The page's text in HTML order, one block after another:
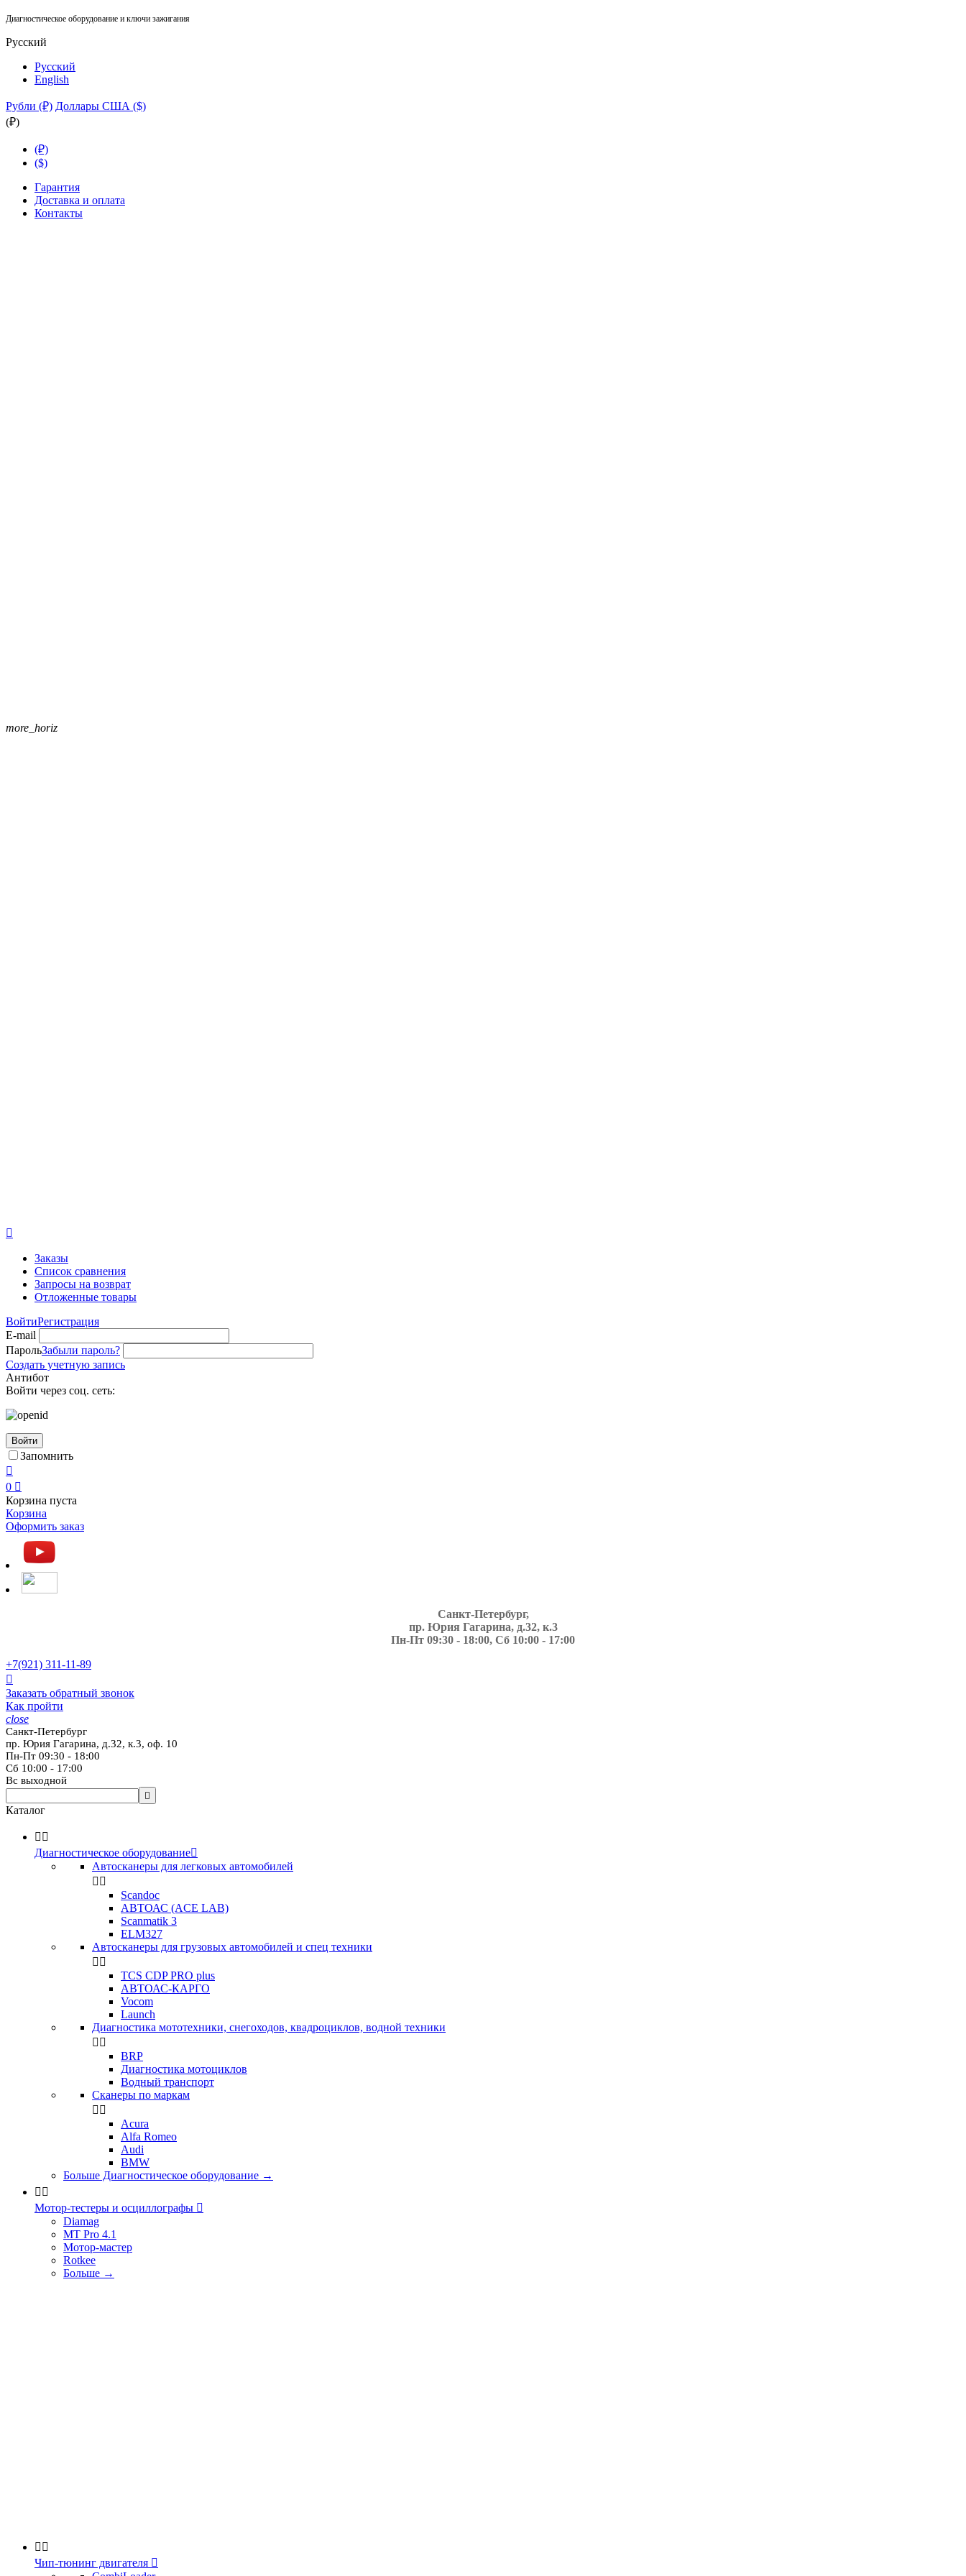
Диагностическое оборудование и ключи зажигания
Русский
Русский
English
Рубли (₽) Доллары США ($)
(₽)
(₽)
($)
Гарантия
Доставка и оплата
Контакты
more_horiz

Заказы
Список сравнения
Запросы на возврат
Отложенные товары
ВойтиРегистрация
E-mail
ПарольЗабыли пароль?
Создать учетную запись
Антибот
Войти через соц. сеть:
Войти
Запомнить

0 
Корзина пуста
Корзина
Оформить заказ
Санкт-Петербург,
пр. Юрия Гагарина, д.32, к.3
Пн-Пт 09:30 - 18:00, Сб 10:00 - 17:00
+7(921) 311-11-89

Заказать обратный звонок
Как пройти
close
Санкт-Петербург
пр. Юрия Гагарина, д.32, к.3, оф. 10
Пн-Пт 09:30 - 18:00
Сб 10:00 - 17:00
Вс выходной

Каталог
 
Диагностическое оборудование
Автосканеры для легковых автомобилей
 
Scandoc
АВТОАС (ACE LAB)
Scanmatik 3
ELM327
Автосканеры для грузовых автомобилей и спец техники
 
TCS CDP PRO plus
АВТОАС-КАРГО
Vocom
Launch
Диагностика мототехники, снегоходов, квадроциклов, водной техники
 
BRP
Диагностика мотоциклов
Водный транспорт
Сканеры по маркам
 
Acura
Alfa Romeo
Audi
BMW
Больше Диагностическое оборудование →
 
Мотор-тестеры и осциллографы 
Diamag
MT Pro 4.1
Мотор-мастер
Rotkee
Больше →
 
Чип-тюнинг двигателя 